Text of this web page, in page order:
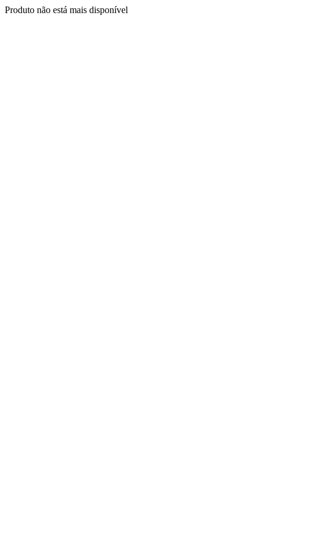
Produto não está mais disponível